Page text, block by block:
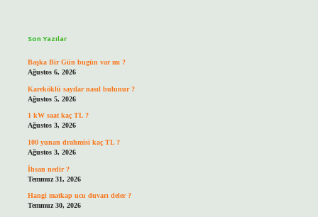
Son Yazılar
Başka Bir Gün bugün var mı ?
Ağustos 6, 2026
Kareköklü sayılar nasıl bulunur ?
Ağustos 5, 2026
1 kW saat kaç TL ?
Ağustos 3, 2026
100 yunan drahmisi kaç TL ?
Ağustos 3, 2026
İhsan nedir ?
Temmuz 31, 2026
Hangi matkap ucu duvarı deler ?
Temmuz 30, 2026